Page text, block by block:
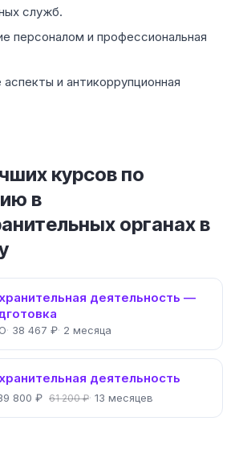
служб.
персоналом и профессиональная
и антикоррупционная
курсов по
в
органах в
деятельность —
38 467 ₽ 2 месяца
деятельность
800 ₽ 61 200 ₽ 13 месяцев